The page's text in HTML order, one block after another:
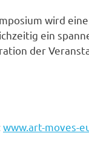
wird
ein
der
www.art-moves-